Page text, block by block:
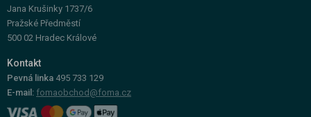
Jana Krušinky 1737/6
Pražské Předměstí
500 02 Hradec Králové
Kontakt
Pevná linka 495 733 129
E-mail: fomaobchod@foma.cz